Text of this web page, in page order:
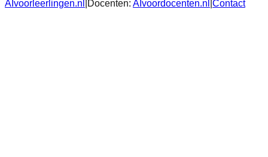
AIvoorleerlingen.nl
Docenten: AIvoordocenten.nl Contact